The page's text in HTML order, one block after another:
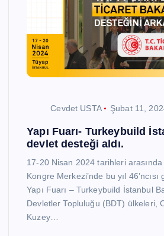
Cevdet USTA Şubat 11,
Yapı Fuarı- Turkeybuild
devlet desteği aldı.
17-20 Nisan 2024 tarihleri
Kongre Merkezi’nde bu yıl
Yapı Fuarı – Turkeybuild İstanbul
Devletler Topluluğu (BDT) ülkeleri,
Kuzey…